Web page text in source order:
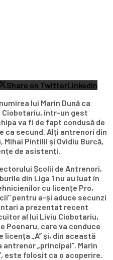
Share on TwitterLinkedin
lui Marin Dună ca
într-un gest
va fi de fapt condusă de
ca secund. Alți antrenori din
Mihai Pintilii și Ovidiu Burcă,
de asistenți.
Școlii de Antrenori,
din Liga 1 nu au luat în
cu licențe Pro,
pentru a-și aduce secunzi
a prezentat recent
al lui Liviu Ciobotariu,
Poenaru, care va conduce
„A” și, din această
„principal”. Marin
este folosit ca o acoperire.